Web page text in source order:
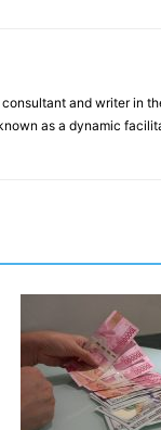
and writer in
as a dynamic